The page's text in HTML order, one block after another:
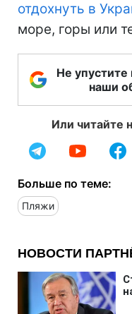
отдохнуть в
море, горы или
Не
наши
Или читайте
Больше по теме:
Пляжи